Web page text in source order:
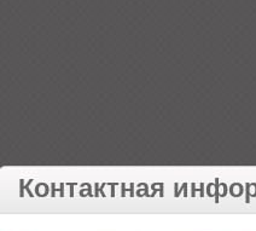
Контактная